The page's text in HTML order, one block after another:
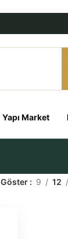
Yapı Market
Göster 9 12